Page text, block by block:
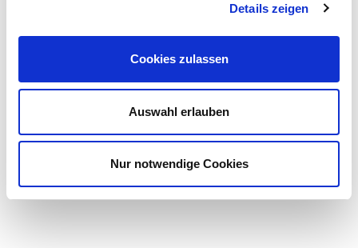
Details zeigen
Cookies zulassen
Auswahl erlauben
Nur notwendige Cookies